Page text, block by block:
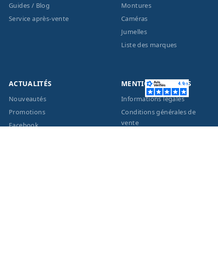
Guides / Blog
Service après-vente
Montures
Caméras
Jumelles
Liste des marques
ACTUALITÉS
Nouveautés
Promotions
Facebook
MENTIONS LÉGALES
Informations légales
Conditions générales de
vente